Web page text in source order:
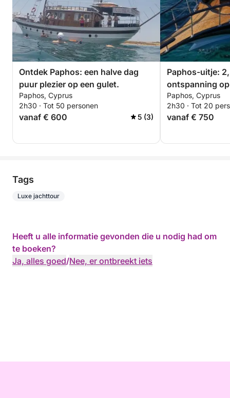
Ontdek Paphos: een halve dag
puur plezier op een gulet.
Paphos, Cyprus
2h30 · Tot 50 personen
vanaf € 600 5 (3)
Paphos-uitje:
ontspanning
Paphos, Cyprus
2h30 · Tot 20
vanaf € 750
Tags
Luxe jachttour
Heeft u alle informatie gevonden die u nodig had om
te boeken?
Ja, alles goed/Nee, er ontbreekt iets